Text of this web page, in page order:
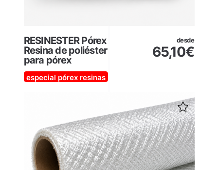
RESINESTER Pórex
Resina de poliéster
para pórex
especial pórex resinas
desde
65,10€